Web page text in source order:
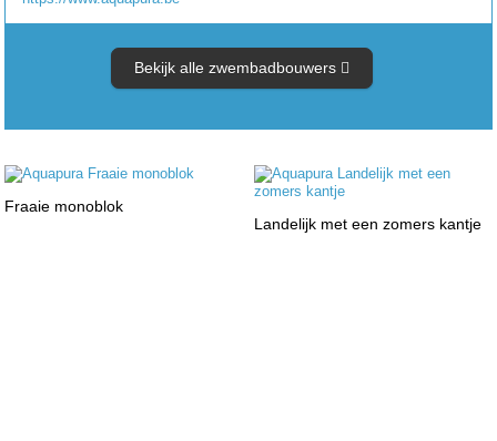
Bekijk alle zwembadbouwers
Fraaie monoblok
Landelijk met een zomers kantje